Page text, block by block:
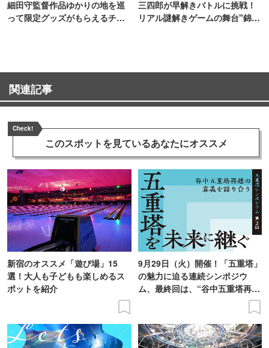
細田守監督作品ゆかりの地を巡
って限定グッズがもらえるチャ
三四郎が早解きバトルに挑戦！
リアル謎解きゲームの舞台"錦糸
関連記事
Check!
このスポットを見ているあなたにオススメ
新宿のオススメ「遊び場」15
選！大人も子どもも楽しめるス
ポットを紹介
9月29日（火）開催！「五重塔」
の魅力に迫る連続シンポジウ
ム、最終回は、“谷中五重塔再建